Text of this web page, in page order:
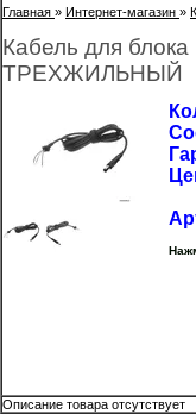
Главная » Интернет-магазин »
Кабель для
ТРЕХЖИЛЬНЫЙ
Описание товара отсутствует